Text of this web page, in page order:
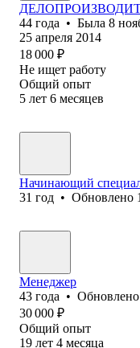
44 года • Была 8
25 апреля 2014
18 000 ₽
Не ищет работу
Общий опыт
5 лет 6 месяцев
Начинающий
31 год • Обновлено
Менеджер
43 года • Обновлено
30 000 ₽
Общий опыт
19 лет 4 месяца